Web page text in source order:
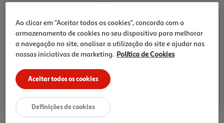
para a loja selecionada
Ao clicar em "Aceitar todos os cookies", concorda com o
armazenamento de cookies no seu dispositivo para melhorar
a navegação no site, analisar a utilização do site e ajudar nas
nossas iniciativas de marketing. Política de Cookies
Aceitar todos os cookies
Definições de cookies